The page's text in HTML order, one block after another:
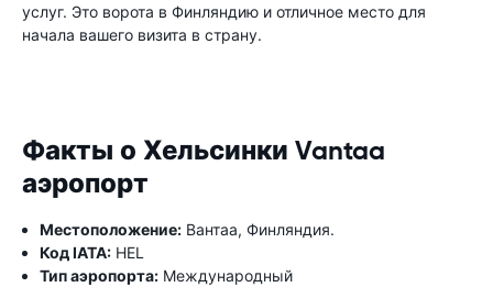
услуг. Это ворота в Финляндию и отличное место для
начала вашего визита в страну.
Факты о Хельсинки Vantaa
аэропорт
Местоположение: Вантаа, Финляндия.
Код IATA: HEL
Тип аэропорта: Международный